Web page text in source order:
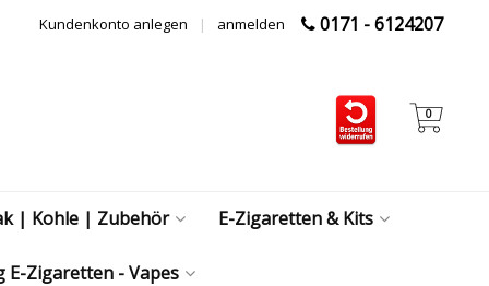
0171 - 6124207
anmelden
|
Kundenkonto anlegen
0
| Kohle | Zubehör E-Zigaretten & Kits
E-Zigaretten - Vapes